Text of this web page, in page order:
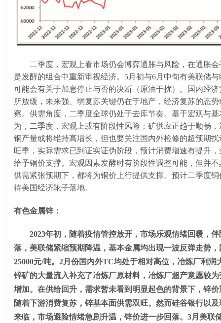
二季度，宏观上看市场仍会博弈通胀与风险，在通胀
是发酵的组合中重新审视经济。 5月初与6月中旬有美联储
可能会有关于加息停止与否的决断（原油干扰）。国内经
所放缓，未来强、弱复苏关键仍在于地产，经济复苏的态
察。供需角度，二季度全球仍处于去库节奏。基于宏观与
为，二季度，宏观上或有阶段性风险；矿供应正趋于顺畅
铜产量或将维持高增长，但也要关注国内外检修的超预期
旺季，实际需求已到证实证伪阶段，预计消费增速有提升
给予铜价支撑。宏观因素发酵时有阶段性调整可能，但并
供需紧张预期下，都将为铜价上行提供支撑。预计二季度
待美国经济靴子落地。
有色金属锌：
2023年初，随着疫情管控放开，市场乐观情绪回暖，
落，美联储紧缩预期降温，基本金属均出现一波反弹走势
25000元/吨。2月份国内外TC均处于相对高位，冶炼厂利润
锌矿的大量流入补充了冶炼厂原材料，冶炼厂超产意愿较
增加。在供给回升，需求暂未看到明显起色的背景下，锌
随着下游消费复苏，锌基本面供需双旺。然而硅谷银行以
来临，市场避险情绪急剧升温，锌价进一步回落。3月美联